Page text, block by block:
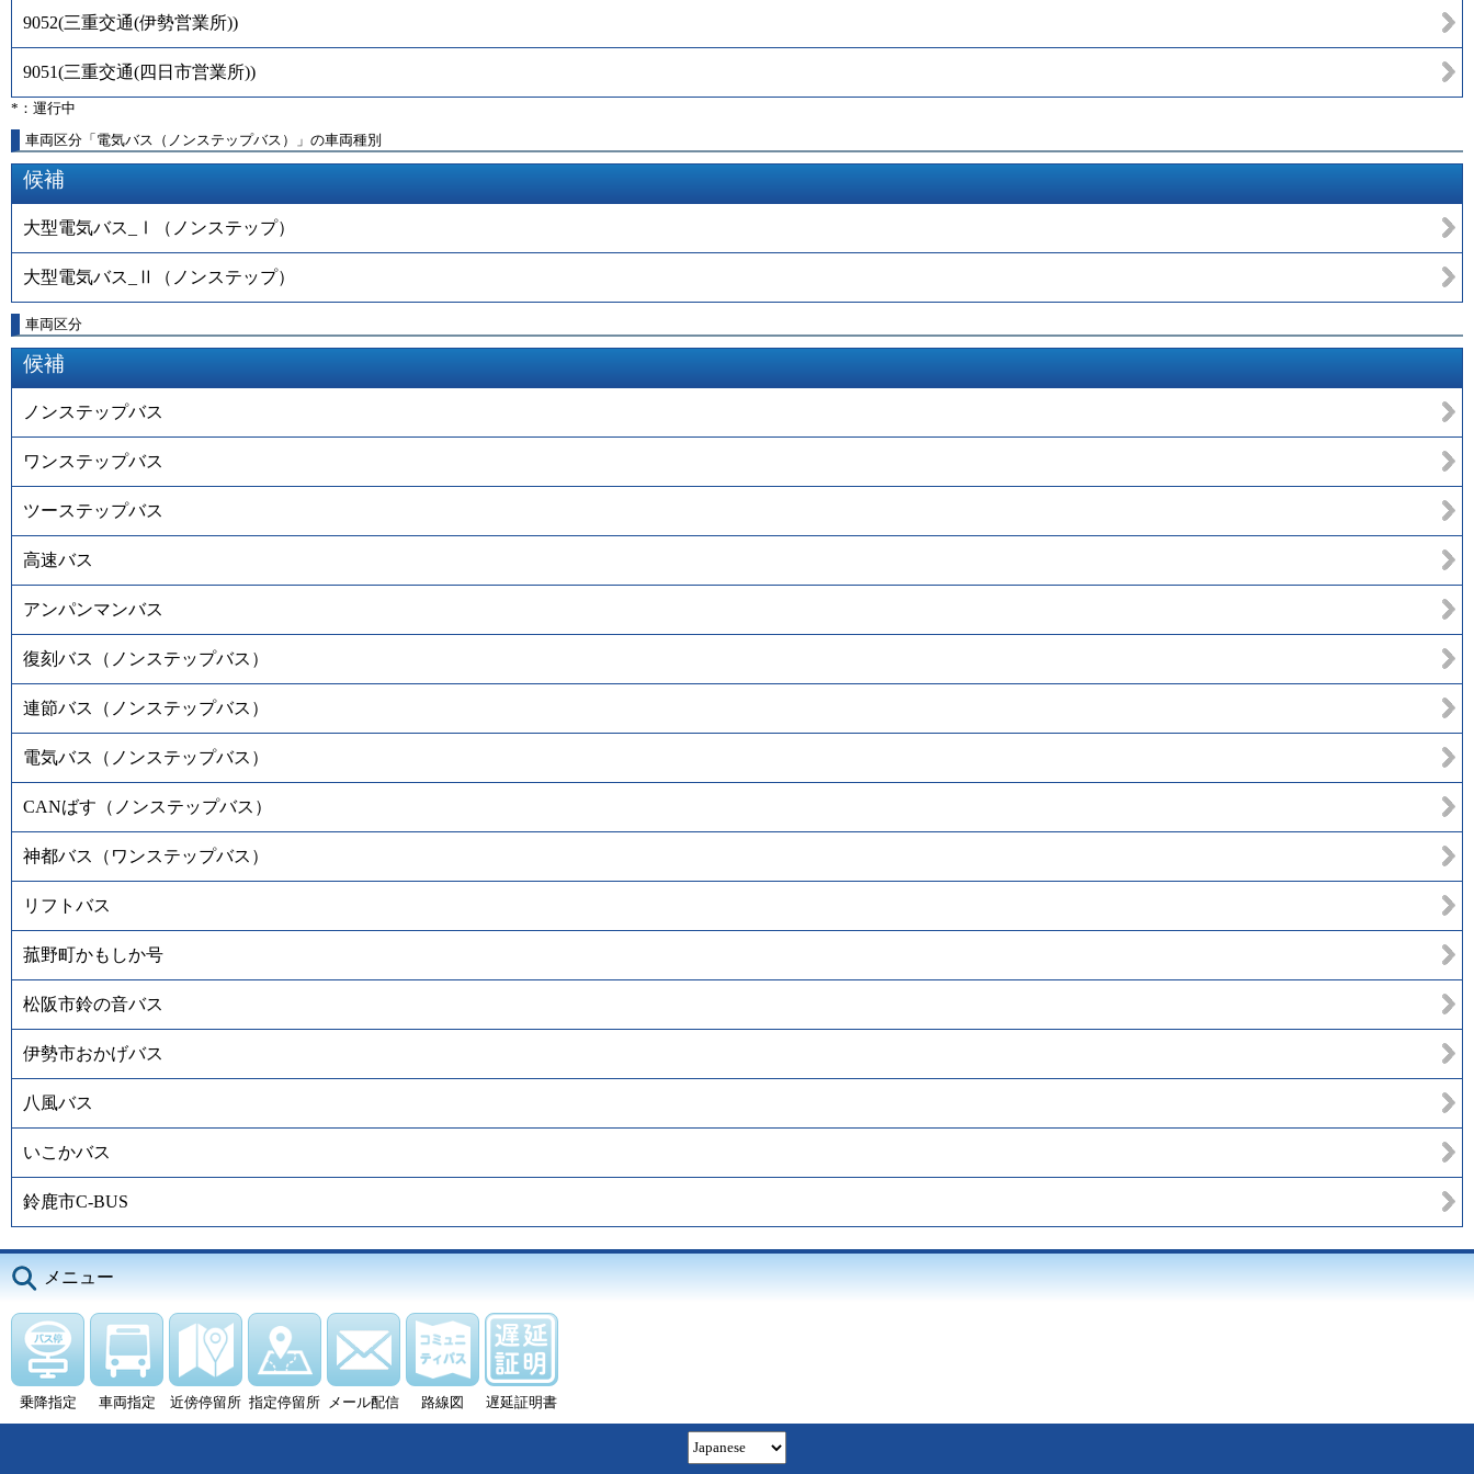
9052(三重交通(伊勢営業所))
9051(三重交通(四日市営業所))
*：運行中
車両区分「電気バス（ノンステップバス）」の車両種別
候補
大型電気バス_Ⅰ（ノンステップ）
大型電気バス_Ⅱ（ノンステップ）
車両区分
候補
ノンステップバス
ワンステップバス
ツーステップバス
高速バス
アンパンマンバス
復刻バス（ノンステップバス）
連節バス（ノンステップバス）
電気バス（ノンステップバス）
CANばす（ノンステップバス）
神都バス（ワンステップバス）
リフトバス
菰野町かもしか号
松阪市鈴の音バス
伊勢市おかげバス
八風バス
いこかバス
鈴鹿市C-BUS
メニュー
乗降指定 車両指定 近傍停留所 指定停留所 メール配信 路線図 遅延証明書